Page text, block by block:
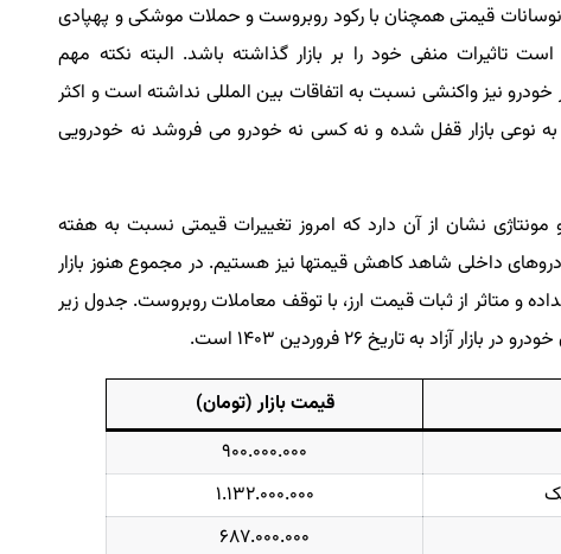
نوسانات قیمتی همچنان با رکود روبروست و حملات موشکی و پهپادی
تاثیرات منفی خود را بر بازار گذاشته باشد. البته نکته مهم
خودرو نیز واکنشی نسبت به اتفاقات بین المللی نداشته است و اکثر
نوعی بازار قفل شده و نه کسی نه خودرو می فروشد نه خودرویی
نشان از آن دارد که امروز تغییرات قیمتی نسبت به هفته
داخلی شاهد کاهش قیمتها نیز هستیم. در مجموع هنوز بازار
و متاثر از ثبات قیمت ارز، با توقف معاملات روبروست. جدول زیر
به تاریخ ۲۶ فروردین ۱۴۰۳ است.
قیمت بازار (تومان)
۹۰۰.۰۰۰.۰۰۰
۱.۱۳۲.۰۰۰.۰۰۰
۶۸۷.۰۰۰.۰۰۰